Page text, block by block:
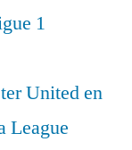
1
United en
League